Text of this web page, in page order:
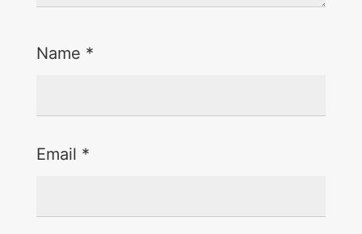
Name *
Email *